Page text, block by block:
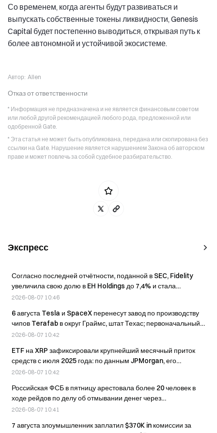
Со временем, когда агенты будут развиваться и
выпускать собственные токены ликвидности, Genesis
Capital будет постепенно выводиться, открывая путь к
более автономной и устойчивой экосистеме.
Автор: Allen
Отказ от ответственности
* Информация не предназначена и не является финансовым советом
или любой другой рекомендацией любого рода, предложенной или
одобренной Gate.
* Эта статья не может быть опубликована, передана или скопирована без
ссылки на Gate. Нарушение является нарушением Закона об авторском
праве и может повлечь за собой судебное разбирательство.
Экспресс
Согласно последней отчётности, поданной в SEC, Fidelity
увеличила свою долю в EH Holdings до 7,4% и стала
крупнейшим внешним акционером.
2026-08-07 10:46
6 августа Tesla и SpaceX перенесут завод по производству
чипов Terafab в округ Граймс, штат Техас; первоначальный
объём инвестиций составит 16,8 млрд долларов.
2026-08-07 10:42
ETF на XRP зафиксировали крупнейший месячный приток
средств с июля 2025 года: по данным JPMorgan, его
совокупный объем составил около 1,5 млрд долларов.
2026-08-07 10:42
Российская ФСБ в пятницу арестовала более 20 человек в
ходе рейдов по делу об отмывании денег через
криптовалюты.
2026-08-07 10:41
7 августа злоумышленник заплатил $370K in комиссии за